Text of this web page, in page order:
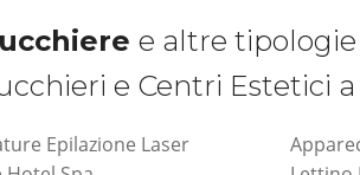
e altre
e Centri Estetici
Epilazione Laser